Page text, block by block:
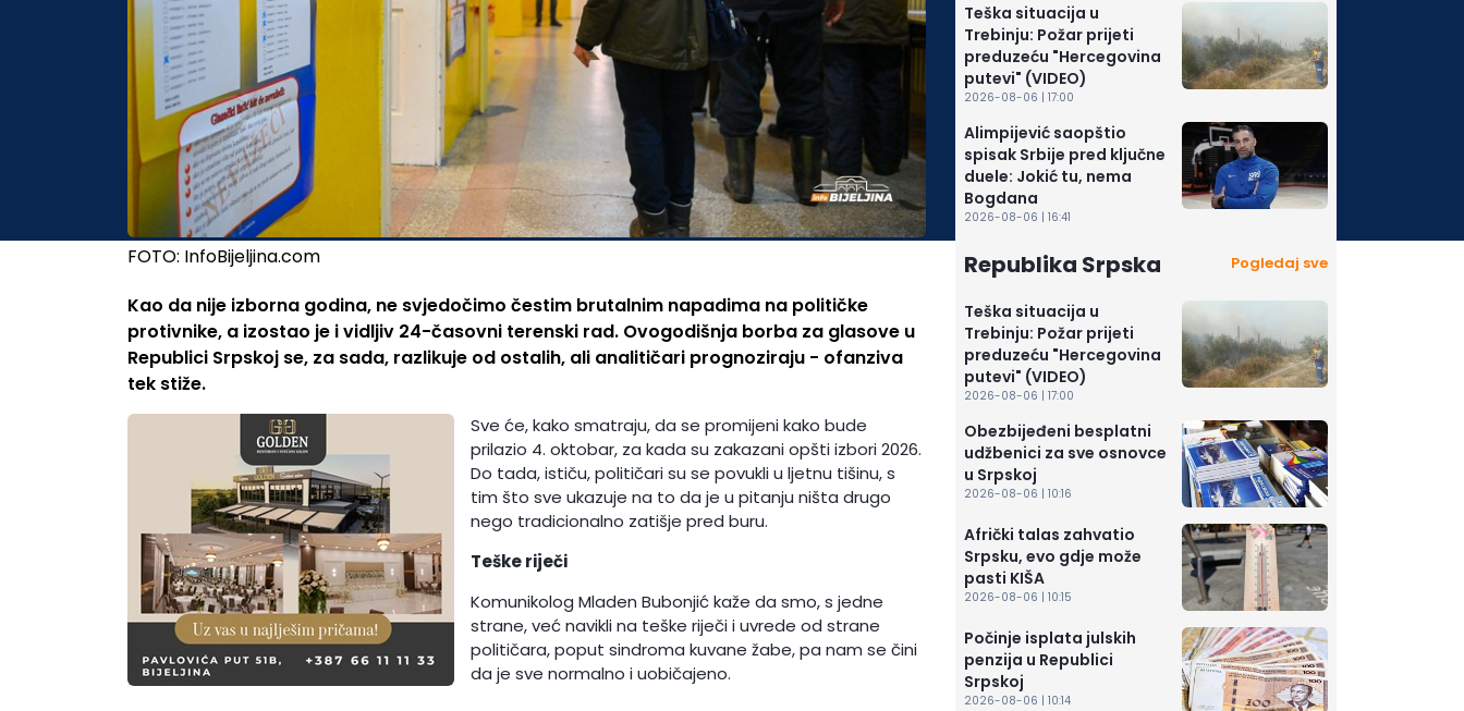
FOTO: InfoBijeljina.com
Kao da nije izborna godina, ne svjedočimo čestim brutalnim napadima na političke
protivnike, a izostao je i vidljiv 24-časovni terenski rad. Ovogodišnja borba za glasove u
Republici Srpskoj se, za sada, razlikuje od ostalih, ali analitičari prognoziraju - ofanziva
tek stiže.
Sve će, kako smatraju, da se promijeni kako bude
prilazio 4. oktobar, za kada su zakazani opšti izbori 2026.
Do tada, ističu, političari su se povukli u ljetnu tišinu, s
tim što sve ukazuje na to da je u pitanju ništa drugo
nego tradicionalno zatišje pred buru.
Teške riječi
Komunikolog Mladen Bubonjić kaže da smo, s jedne
strane, već navikli na teške riječi i uvrede od strane
političara, poput sindroma kuvane žabe, pa nam se čini
da je sve normalno i uobičajeno.
Teška situacija u
Trebinju: Požar prijeti
preduzeću "Hercegovina
putevi" (VIDEO)
2026-08-06 | 17:00
Alimpijević saopštio
spisak Srbije pred ključne
duele: Jokić tu, nema
Bogdana
2026-08-06 | 16:41
Republika Srpska Pogledaj sve
Teška situacija u
Trebinju: Požar prijeti
preduzeću "Hercegovina
putevi" (VIDEO)
2026-08-06 | 17:00
Obezbijeđeni besplatni
udžbenici za sve osnovce
u Srpskoj
2026-08-06 | 10:16
Afrički talas zahvatio
Srpsku, evo gdje može
pasti KIŠA
2026-08-06 | 10:15
Počinje isplata julskih
penzija u Republici
Srpskoj
2026-08-06 | 10:14